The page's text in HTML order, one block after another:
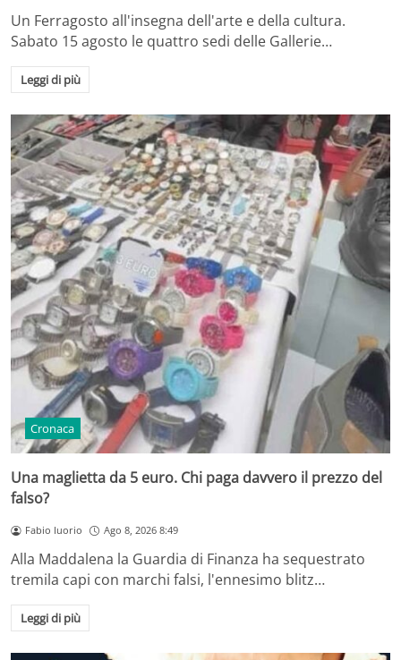
Un Ferragosto all'insegna dell'arte e della cultura.
Sabato 15 agosto le quattro sedi delle Gallerie…
Leggi di più
Cronaca
Una maglietta da 5 euro. Chi paga davvero il prezzo del
falso?
Fabio Iuorio Ago 8, 2026 8:49
Alla Maddalena la Guardia di Finanza ha sequestrato
tremila capi con marchi falsi, l'ennesimo blitz…
Leggi di più